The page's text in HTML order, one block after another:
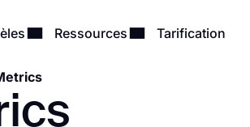
Ressources Tarification